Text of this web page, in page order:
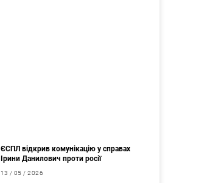
ЄСПЛ відкрив комунікацію у справах
Ірини Данилович проти росії
13 / 05 / 2026